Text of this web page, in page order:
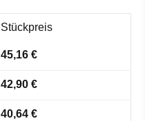
Stückpreis
45,16 €
42,90 €
40,64 €